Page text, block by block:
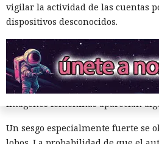
vigilar la actividad de las cuentas
dispositivos desconocidos.
El trabajo continuó un proyecto
de los animales en libros infantiles
investigadores estudiaron 300
mayoría de los animales que
representados como personajes
fueron los gatos, los patos y las
imágenes femeninas aparecían
Un sesgo especialmente fuerte se